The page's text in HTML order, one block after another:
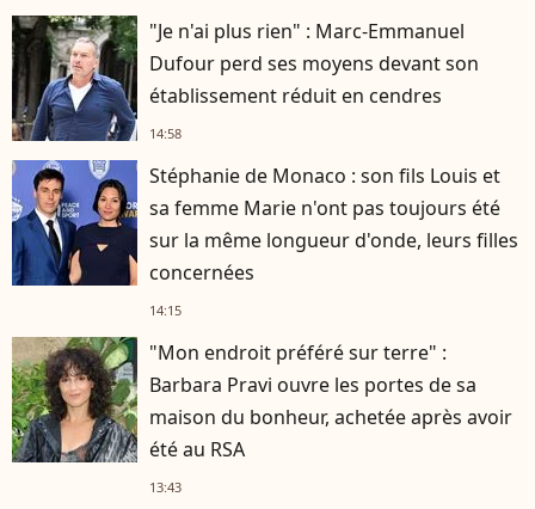
"Je n'ai plus rien" : Marc-Emmanuel
Dufour perd ses moyens devant son
établissement réduit en cendres
14:58
Stéphanie de Monaco : son fils Louis et
sa femme Marie n'ont pas toujours été
sur la même longueur d'onde, leurs filles
concernées
14:15
"Mon endroit préféré sur terre" :
Barbara Pravi ouvre les portes de sa
maison du bonheur, achetée après avoir
été au RSA
13:43